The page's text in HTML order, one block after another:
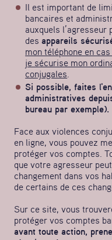
Il est important de
bancaires et
auxquels
desappareils
mon téléphone en
je sécurise mon
conjugales
Si possible, faites
administratives
bureau par exemple).
Face aux violences
en ligne, vous pouvez
protéger vos comptes.
que votre agresseur
changement dans vos
de certains de ces
Sur ce site, vous
protéger vos comptes
avant toute action,